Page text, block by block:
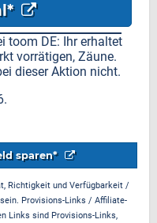
toom DE: Ihr erhaltet
vorrätigen, Zäune.
dieser Aktion nicht.
sparen*
Richtigkeit und Verfügbarkeit /
Provisions-Links / Affiliate-
Links sind Provisions-Links,